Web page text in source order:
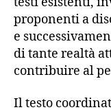
proponenti a
e
di tante realtà
contribuire al
Il testo